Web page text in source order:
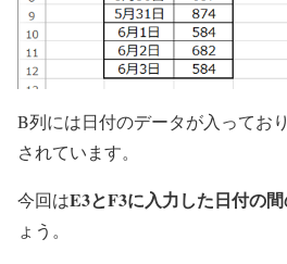
B列には日付のデータが入ってお
されています。
今回はE3とF3に入力した日付の
ょう。